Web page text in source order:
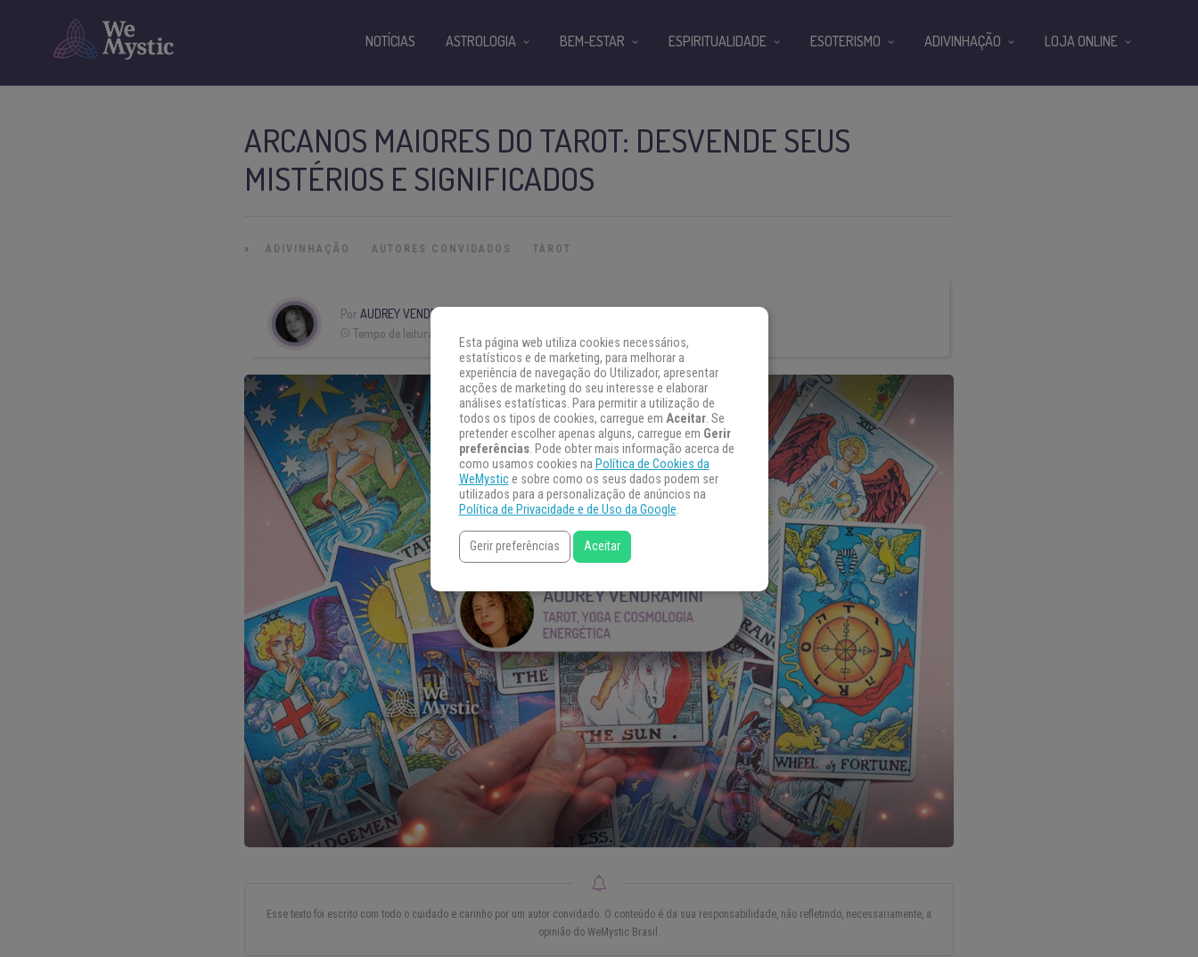
ARCANOS MAIORES DO TAROT: DESVENDE SEUS
MISTÉRIOS E SIGNIFICADOS
» ADIVINHAÇÃO AUTORES CONVIDADOS TAROT
PorAUDREY VENDRAMINI
Tempo de leitura:
Esse texto foi escrito com todo o cuidado e carinho por um autor convidado. O conteúdo é da sua responsabilidade, não refletindo, necessariamente, a
opinião do WeMystic Brasil.
NOTÍCIAS ASTROLOGIA BEM-ESTAR ESPIRITUALIDADE ESOTERISMO ADIVINHAÇÃO LOJA ONLINE
Esta página web utiliza cookies necessários,
estatísticos e de marketing, para melhorar a
experiência de navegação do Utilizador, apresentar
acções de marketing do seu interesse e elaborar
análises estatísticas. Para permitir a utilização de
todos os tipos de cookies, carregue em Aceitar. Se
pretender escolher apenas alguns, carregue em Gerir
preferências. Pode obter mais informação acerca de
como usamos cookies na Política de Cookies da
WeMystice sobre como os seus dados podem ser
utilizados para a personalização de anúncios na
Política de Privacidade e de Uso da Google.
Gerir preferências Aceitar